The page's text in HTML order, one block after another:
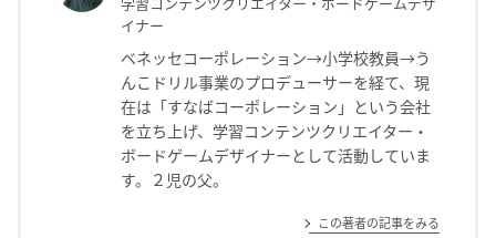
イナー
ベネッセコーポレーション→小学校教員→う
んこドリル事業のプロデューサーを経て、現
在は「すなばコーポレーション」という会社
を立ち上げ、学習コンテンツクリエイター・
ボードゲームデザイナーとして活動していま
す。２児の父。
この著者の記事をみる